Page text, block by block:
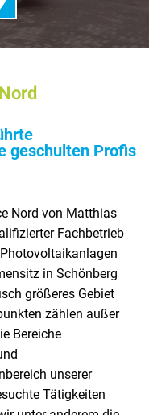
geschulten Profis
Nord von Matthias
Fachbetrieb
in Schönberg
größeres Gebiet
zählen außer
Bereiche
unserer
Tätigkeiten